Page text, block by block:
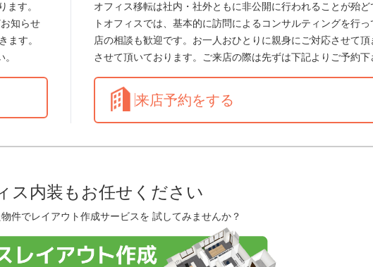
ます。
知らせ
ます。
オフィス移転は社内・社外ともに非公開に行われることが殆
トオフィスでは、基本的に訪問によるコンサルティングを行
店の相談も歓迎です。お一人おひとりに親身にご対応させて頂
させて頂いております。ご来店の際は先ずは下記よりご予約下
来店予約をする
ス内装もお任せください
件でレイアウト作成サービスを 試してみませんか？